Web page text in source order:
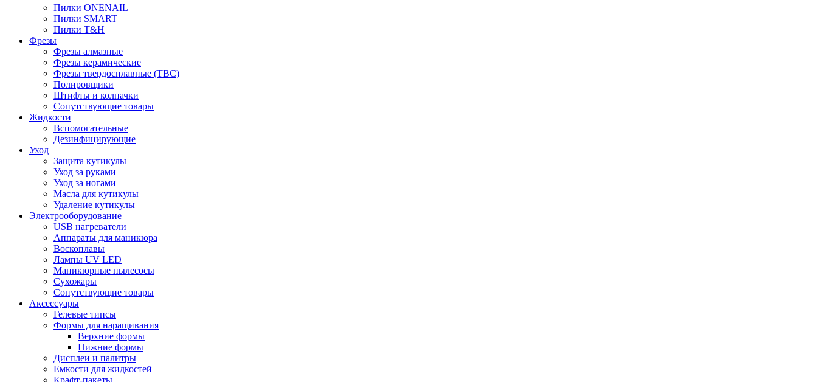
Пилки ONENAIL
Пилки SMART
Пилки T&H
Фрезы
Фрезы алмазные
Фрезы керамические
Фрезы твердосплавные (ТВС)
Полировщики
Штифты и колпачки
Сопутствующие товары
Жидкости
Вспомогательные
Дезинфицирующие
Уход
Защита кутикулы
Уход за руками
Уход за ногами
Масла для кутикулы
Удаление кутикулы
Электрооборудование
USB нагреватели
Аппараты для маникюра
Воскоплавы
Лампы UV LED
Маникюрные пылесосы
Сухожары
Сопутствующие товары
Аксессуары
Гелевые типсы
Формы для наращивания
Верхние формы
Нижние формы
Дисплеи и палитры
Емкости для жидкостей
Крафт-пакеты